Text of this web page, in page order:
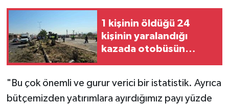
1 kişinin öldüğü 24
kişinin yaralandığı
kazada otobüsün
"Bu çok önemli ve gurur verici bir istatistik. Ayrıca
bütçemizden yatırımlara ayırdığımız payı yüzde